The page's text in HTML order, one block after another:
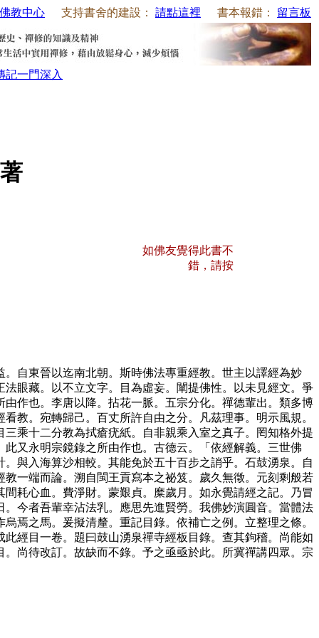
教中心 支持書舍的建設： 請點這裡 書本報錯： 留言板
記一門深入
如佛友覺得此書不
錯，請按
自東晉以迄南北朝。斯時佛法專重經教。世主以譯經為妙
眼藏。以不立文字。目為虛妄。闡提佛性。以未見經文。爭
作也。李唐以降。拈花一脈。五宗分化。禪德輩出。類多博
教。宛轉歸己。百丈所許自由之分。凡茲理事。明示風規。
乘十二分教為拭瘡疣紙。自非親乘入室之真子。罔知格外提
又永明宗鏡錄之所由作也。古德云。「依經解義。三世佛
與入海算沙相較。其能免於五十百步之誚乎。石鼓湧泉。自
一端而論。溯自閩王貢寫本之祕笈。歲久無徵。元刻剩般若
耗心血。費淨財。蒙艱貞。糜歲月。如永覺請經之記。乃冒
今者吾輩幸沾法乳。應思先進賢勞。我佛妙演圓音。當體法
焉之馬。爰擬清釐。重記目錄。依補亡之例。立整理之條。
經目一卷。題曰鼓山湧泉禪寺經板目錄。查其鉤稽。尚能如
尚待改訂。故缺而不錄。予之亟亟於此。所冀禪講四眾。宗